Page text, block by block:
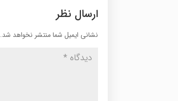
ارسال نظر
نشانی ایمیل شما منتشر نخواهد شد.